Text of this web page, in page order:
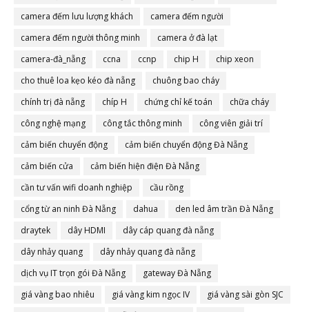
camera đếm lưu lượng khách
camera đếm người
camera đếm người thông minh
camera ở đà lạt
camera-đà_nẵng
ccna ccnp chip H
chip xeon
cho thuê loa kẹo kéo đà nẵng
chuông bao cháy
chính trị đà nẵng
chíp H chứng chỉ kế toán
chữa cháy
công nghệ mạng
công tắc thông minh
công viên giải trí
cảm biến chuyển động
cảm biến chuyển động Đà Nẵng
cảm biến cửa
cảm biến hiện điện Đà Nẵng
cần tư vấn wifi doanh nghiệp
cầu rồng
cổng từ an ninh Đà Nẵng
dahua
den led âm trần Đà Nẵng
draytek
dây HDMI
dây cáp quang đà nẵng
dây nhảy quang
dây nhảy quang đà nẵng
dịch vụ IT trọn gói Đà Nẵng
gateway Đà Nẵng
giá vàng bao nhiêu
giá vàng kim ngọc IV
giá vàng sài gòn SJC